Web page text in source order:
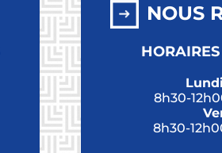
NOUS
8h30-
8h30-